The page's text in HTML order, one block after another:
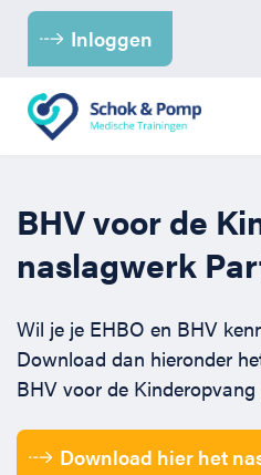
Inloggen
Kinderopvang
Kantoor
Para-medici & Zorg
Retail
BHV
BHV voor de
BHV voor Kantoren
BHV voor (para-) medici
EHBO
EHBO bij baby’s en
EHBO voor kantoren
Reanimatie
Reanimatie en AED
Over ons
BHV voor de
naslagwerk
Wil je je EHBO en BHV
Download dan hieronder
BHV voor de Kinderopvang
Download hier het